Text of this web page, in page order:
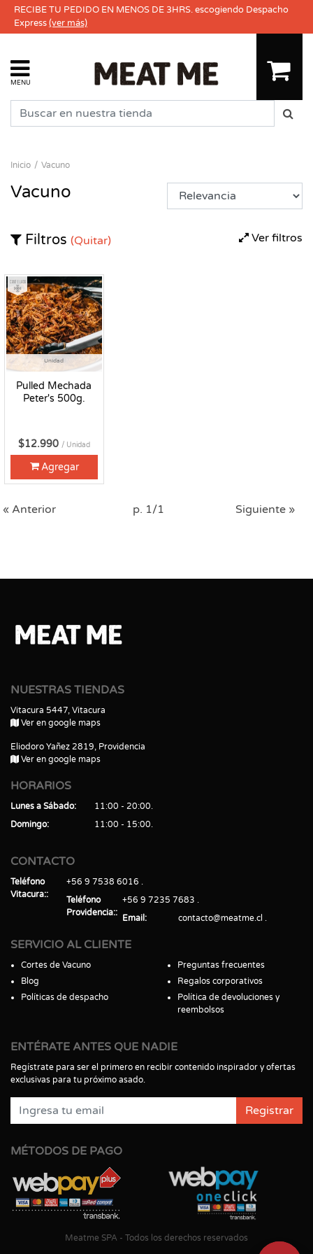
RECIBE TU PEDIDO EN MENOS DE 3HRS. escogiendo Despacho
Express(ver más)
MENU
Inicio Vacuno
Vacuno
Ver filtros
Filtros (Quitar)
Unidad
Pulled Mechada
Peter's 500g.
Congelado
$12.990 / Unidad
Agregar
« Anterior p. 1/1 Siguiente »
NUESTRAS TIENDAS
Vitacura 5447, Vitacura
Ver en google maps
Eliodoro Yañez 2819, Providencia
Ver en google maps
HORARIOS
Lunes a Sábado
11:00 - 20:00
Domingo
11:00 - 15:00
CONTACTO
Teléfono
Vitacura:
+56 9 7538 6016
Teléfono
Providencia:
+56 9 7235 7683
Email
contacto@meatme.cl
SERVICIO AL CLIENTE
Cortes de Vacuno
Blog
Políticas de despacho
Preguntas frecuentes
Regalos corporativos
Política de devoluciones y
reembolsos
ENTÉRATE ANTES QUE NADIE
Regístrate para ser el primero en recibir contenido inspirador y ofertas
exclusivas para tu próximo asado.
Registrar
MÉTODOS DE PAGO
Meatme SPA - Todos los derechos reservados